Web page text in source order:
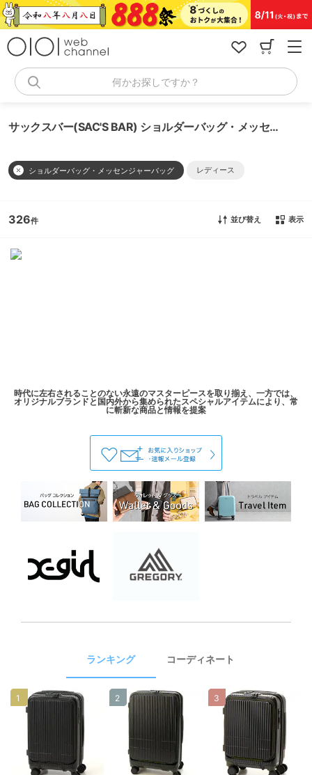
コ
ン
何かお探しですか？
サックスバー(SAC'S BAR) ショルダーバッグ・メッセンジャーバッグ
ショルダーバッグ・メッセンジャーバッグ レディース
326 並び替え 表示
時代に左右されることのない永遠のマスターピースを取り揃え、一方では、
オリジナルブランドと国内外から集められたスペシャルアイテムにより、常
ランキング コーディネート
1 2 3